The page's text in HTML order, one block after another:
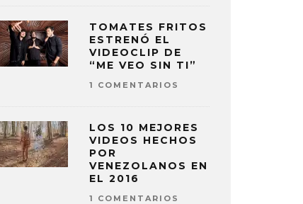
TOMATES FRITOS
ESTRENÓ EL
VIDEOCLIP DE
“ME VEO SIN TI”
1 COMENTARIOS
LOS 10 MEJORES
VIDEOS HECHOS
POR
VENEZOLANOS EN
EL 2016
1 COMENTARIOS